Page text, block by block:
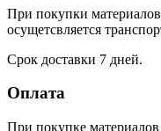
При покупки
осущетсвляется
Срок доставки 7 дней.
Оплата
При покупке материалов